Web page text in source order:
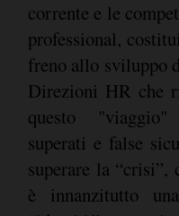
corrente e le
professional,
freno allo sviluppo
Direzioni HR che
questo "viaggio"
superati e false
superare la “crisi”,
è innanzitutto